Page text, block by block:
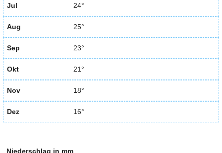
Jul 24°
Aug 25°
Sep 23°
Okt 21°
Nov 18°
Dez 16°
Niederschlag in mm